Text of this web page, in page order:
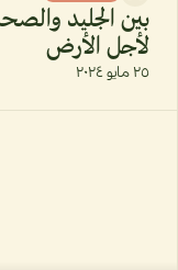
بين الجليد
لأجل الأرض
٢٥ مايو ٢٠٢٤